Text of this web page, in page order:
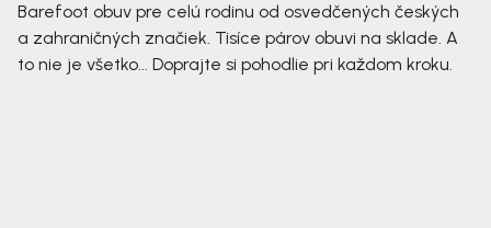
Barefoot obuv pre celú rodinu od osvedčených českých
a zahraničných značiek. Tisíce párov obuvi na sklade. A
to nie je všetko... Doprajte si pohodlie pri každom kroku.